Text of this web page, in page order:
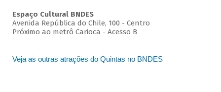
Espaço Cultural BNDES
Avenida República do Chile, 100 - Centro
Próximo ao metrô Carioca - Acesso B
Veja as outras atrações do Quintas no BNDES